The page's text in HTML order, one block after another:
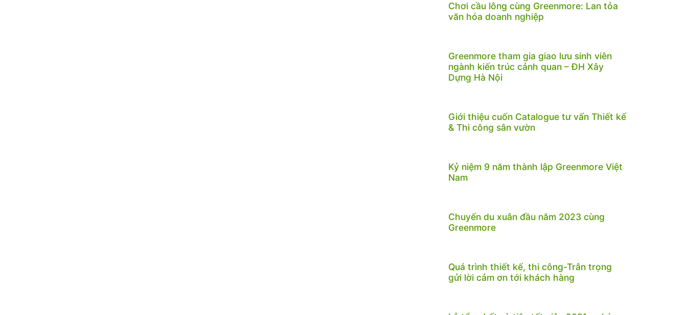
Chơi cầu lông cùng Greenmore: Lan tỏa
văn hóa doanh nghiệp
Greenmore tham gia giao lưu sinh viên
ngành kiến trúc cảnh quan – ĐH Xây
Dựng Hà Nội
Giới thiệu cuốn Catalogue tư vấn Thiết kế
& Thi công sân vườn
Kỷ niệm 9 năm thành lập Greenmore Việt
Nam
Chuyến du xuân đầu năm 2023 cùng
Greenmore
Quá trình thiết kế, thi công-Trân trọng
gửi lời cảm ơn tới khách hàng